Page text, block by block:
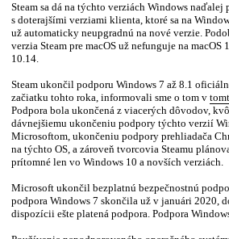
Steam sa dá na týchto verziách Windows
s doterajšími verziami klienta, ktoré sa na
už automaticky neupgradnú na nové verzie.
verzia Steam pre macOS už nefunguje na macOS
10.14.
Steam ukončil podporu Windows 7 až 8.1
začiatku tohto roka, informovali sme o tom v
Podpora bola ukončená z viacerých dôvodov,
dávnejšiemu ukončeniu podpory týchto verzií
Microsoftom, ukončeniu podpory prehliadača
na týchto OS, a zároveň tvorcovia Steamu
prítomné len vo Windows 10 a novších verziách.
Microsoft ukončil bezplatnú bezpečnostnú
podpora Windows 7 skončila už v januári 2020,
dispozícii ešte platená podpora. Podpora